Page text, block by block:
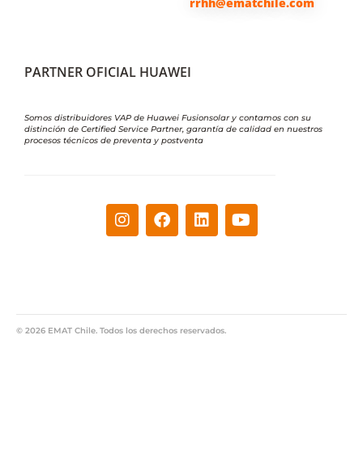
PARTNER OFICIAL HUAWEI
Somos distribuidores VAP de Huawei Fusionsolar y contamos con su
distinción de Certified Service Partner, garantía de calidad en nuestros
procesos técnicos de preventa y postventa
© 2026 EMAT Chile. Todos los derechos reservados.